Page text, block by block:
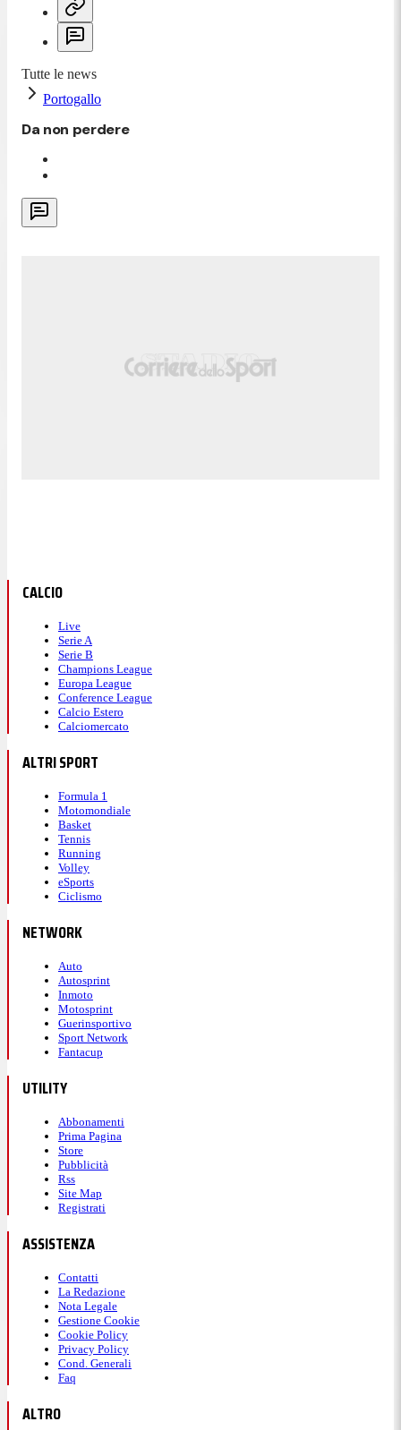
Tutte le news
Portogallo
Da non perdere
CALCIO
Live
Serie A
Serie B
Champions League
Europa League
Conference League
Calcio Estero
Calciomercato
ALTRI SPORT
Formula 1
Motomondiale
Basket
Tennis
Running
Volley
eSports
Ciclismo
NETWORK
Auto
Autosprint
Inmoto
Motosprint
Guerinsportivo
Sport Network
Fantacup
UTILITY
Abbonamenti
Prima Pagina
Store
Pubblicità
Rss
Site Map
Registrati
ASSISTENZA
Contatti
La Redazione
Nota Legale
Gestione Cookie
Cookie Policy
Privacy Policy
Cond. Generali
Faq
ALTRO